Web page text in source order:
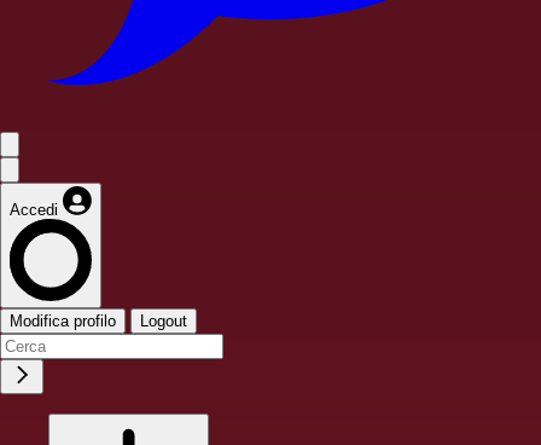
Accedi
Modifica profilo Logout